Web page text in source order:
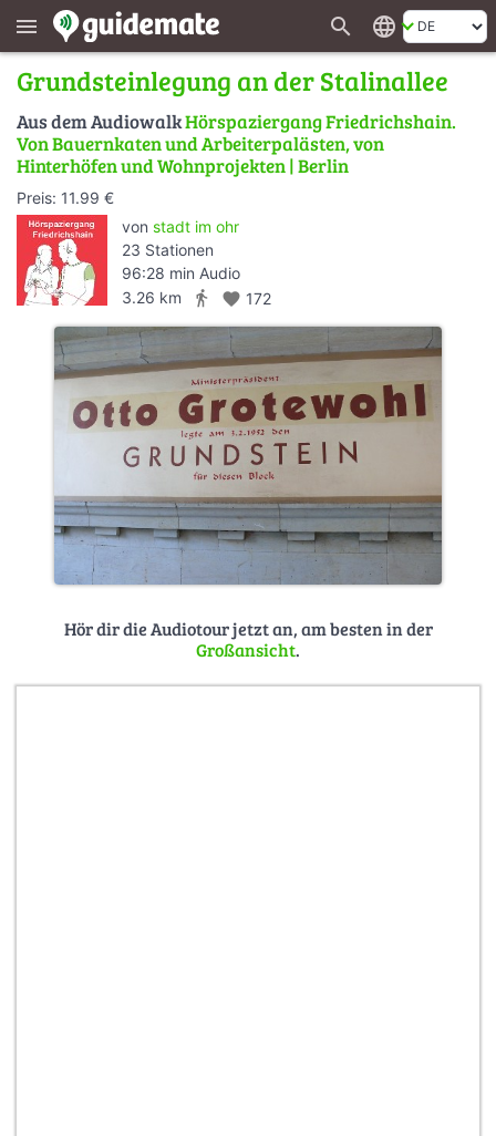
menu search language
Grundsteinlegung an der Stalinallee
Aus dem AudiowalkHörspaziergang Friedrichshain.
Von Bauernkaten und Arbeiterpalästen, von
Hinterhöfen und Wohnprojekten | Berlin
Preis: 11.99 €
von stadt im ohr
23 Stationen
96:28 min Audio
3.26 km
directions_walk favorite 172
Hör dir die Audiotour jetzt an, am besten in der
Großansicht.